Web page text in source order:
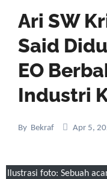
Ari SW
Said
EO
Industri
By Bekraf Apr 5,
Ilustrasi foto: Sebuah